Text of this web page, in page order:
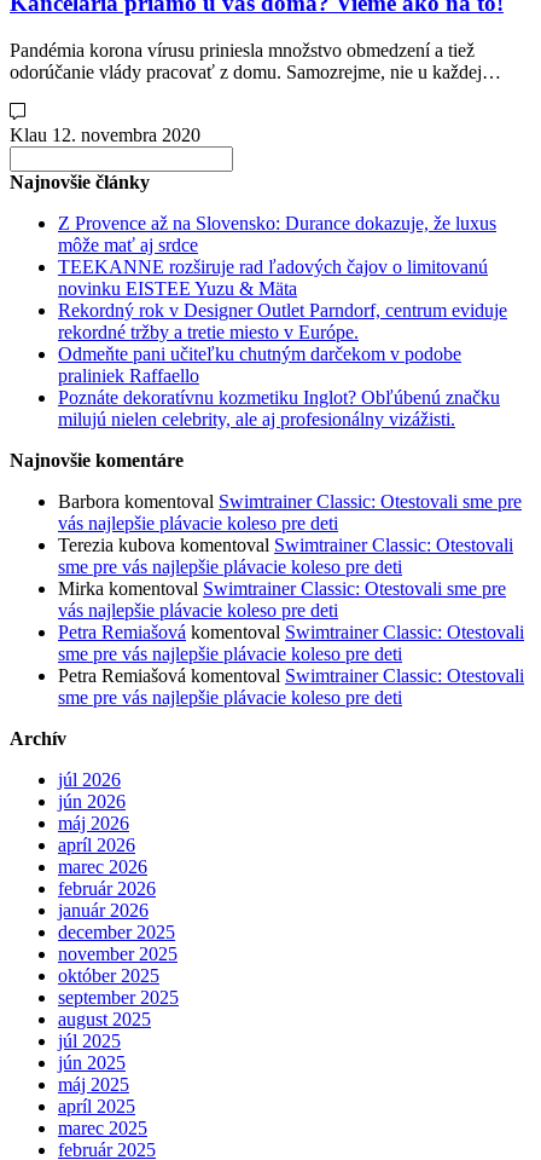
Pandémia korona vírusu priniesla množstvo obmedzení a tiež
odorúčanie vlády pracovať z domu. Samozrejme, nie u každej…
Klau 12. novembra 2020
for:
Najnovšie články
Z Provence až na Slovensko: Durance dokazuje, že luxus
môže mať aj srdce
TEEKANNE rozširuje rad ľadových čajov o limitovanú
novinku EISTEE Yuzu & Mäta
Rekordný rok v Designer Outlet Parndorf, centrum eviduje
rekordné tržby a tretie miesto v Európe.
Odmeňte pani učiteľku chutným darčekom v podobe
praliniek Raffaello
Poznáte dekoratívnu kozmetiku Inglot? Obľúbenú značku
milujú nielen celebrity, ale aj profesionálny vizážisti.
Najnovšie komentáre
Barbora komentoval Swimtrainer Classic: Otestovali sme pre
vás najlepšie plávacie koleso pre deti
Terezia kubova komentoval Swimtrainer Classic: Otestovali
sme pre vás najlepšie plávacie koleso pre deti
Mirka komentoval Swimtrainer Classic: Otestovali sme pre
vás najlepšie plávacie koleso pre deti
Petra Remiašová komentoval Swimtrainer Classic: Otestovali
sme pre vás najlepšie plávacie koleso pre deti
Petra Remiašová komentoval Swimtrainer Classic: Otestovali
sme pre vás najlepšie plávacie koleso pre deti
Archív
júl 2026
jún 2026
máj 2026
apríl 2026
marec 2026
február 2026
január 2026
december 2025
november 2025
október 2025
september 2025
august 2025
júl 2025
jún 2025
máj 2025
apríl 2025
marec 2025
február 2025